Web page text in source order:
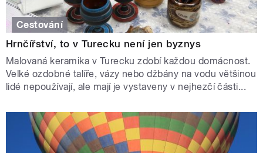
Cestování
Hrnčířství, to v Turecku není jen byznys
Malovaná keramika v Turecku zdobí každou domácnost.
Velké ozdobné talíře, vázy nebo džbány na vodu většinou
lidé nepoužívají, ale mají je vystaveny v nejhezčí části...